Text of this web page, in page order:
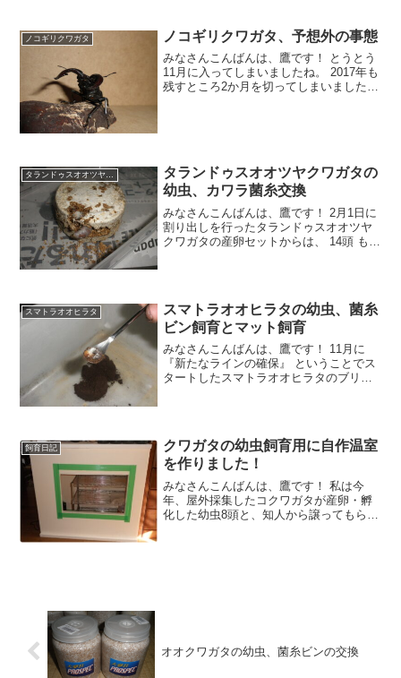
ノコギリクワガタ ノコギリクワガタ、予想外の事態
みなさんこんばんは、鷹です！ とうとう
11月に入ってしまいましたね。 2017年も
残すところ2か月を切ってしまいました
タランドゥスオオツヤクワガタ
タランドゥスオオツヤクワガタの
幼虫、カワラ菌糸交換
みなさんこんばんは、鷹です！ 2月1日に
割り出しを行ったタランドゥスオオツヤ
クワガタの産卵セットからは、 14頭 もの
スマトラオオヒラタ
スマトラオオヒラタの幼虫、菌糸
ビン飼育とマット飼育
みなさんこんばんは、鷹です！ 11月に
『新たなラインの確保』 ということでス
タートしたスマトラオオヒラタのブリー
出すことができま
飼育日記
クワガタの幼虫飼育用に自作温室
を作りました！
みなさんこんばんは、鷹です！ 私は今
年、屋外採集したコクワガタが産卵・孵
化した幼虫8頭と、知人から譲ってもらっ
オオクワガタの幼虫、菌糸ビンの交換